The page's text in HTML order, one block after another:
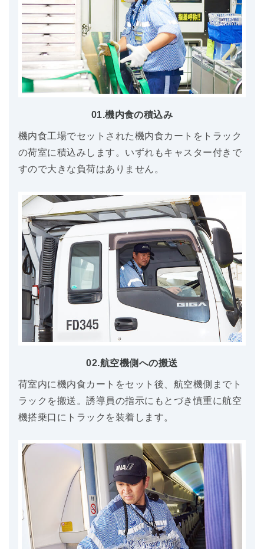
01.機内食の積込み
機内食工場でセットされた機内食カートをトラック
の荷室に積込みします。いずれもキャスター付きで
すので大きな負荷はありません。
02.航空機側への搬送
荷室内に機内食カートをセット後、航空機側までト
ラックを搬送。誘導員の指示にもとづき慎重に航空
機搭乗口にトラックを装着します。